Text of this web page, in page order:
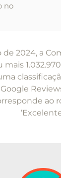
no
de 2024, a
mais
ao